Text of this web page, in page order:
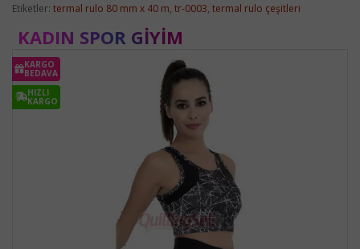
Etiketler: termal rulo 80 mm x 40 m, tr-0003, termal rulo çeşitleri
KADIN SPOR GIYIM
KARGO
BEDAVA
HIZLI
KARGO